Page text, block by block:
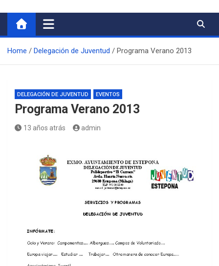
Home Delegación de Juventud Programa Verano 2013
DELEGACIÓN DE JUVENTUD EVENTOS
Programa Verano 2013
13 años atrás admin